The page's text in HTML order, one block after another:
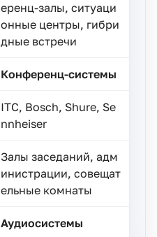
еренц-залы, ситуаци
онные центры, гибри
дные встречи
Конференц-системы
ITC, Bosch, Shure, Se
nnheiser
Залы заседаний, адм
инистрации, совещат
ельные комнаты
Аудиосистемы